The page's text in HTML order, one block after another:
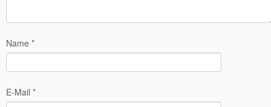
Name *
E-Mail *